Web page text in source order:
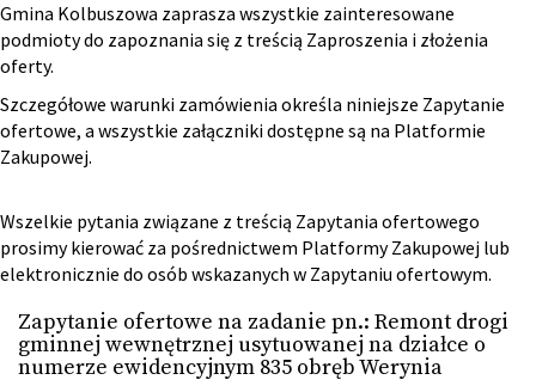
Gmina Kolbuszowa zaprasza wszystkie zainteresowane
podmioty do zapoznania się z treścią Zaproszenia i złożenia
oferty.
Szczegółowe warunki zamówienia określa niniejsze Zapytanie
ofertowe, a wszystkie załączniki dostępne są na Platformie
Zakupowej.
Wszelkie pytania związane z treścią Zapytania ofertowego
prosimy kierować za pośrednictwem Platformy Zakupowej lub
elektronicznie do osób wskazanych w Zapytaniu ofertowym.
Zapytanie ofertowe na zadanie pn.: Remont drogi
gminnej wewnętrznej usytuowanej na działce o
numerze ewidencyjnym 835 obręb Werynia